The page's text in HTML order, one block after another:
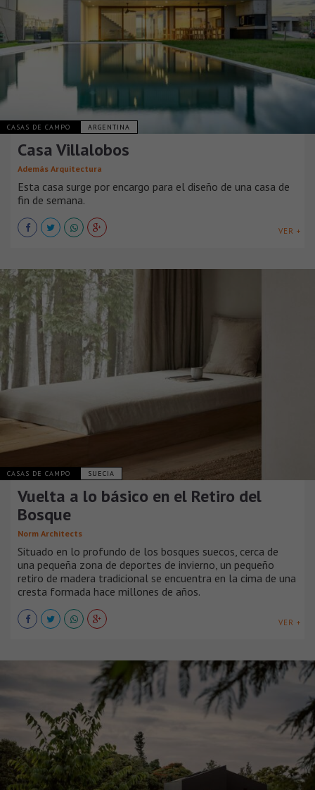
CASAS DE CAMPO ARGENTINA
Casa Villalobos
Además Arquitectura
Esta casa surge por encargo para el diseño de una casa de
fin de semana.
VER +
CASAS DE CAMPO SUECIA
Vuelta a lo básico en el Retiro del
Bosque
Norm Architects
Situado en lo profundo de los bosques suecos, cerca de
una pequeña zona de deportes de invierno, un pequeño
retiro de madera tradicional se encuentra en la cima de una
cresta formada hace millones de años.
VER +